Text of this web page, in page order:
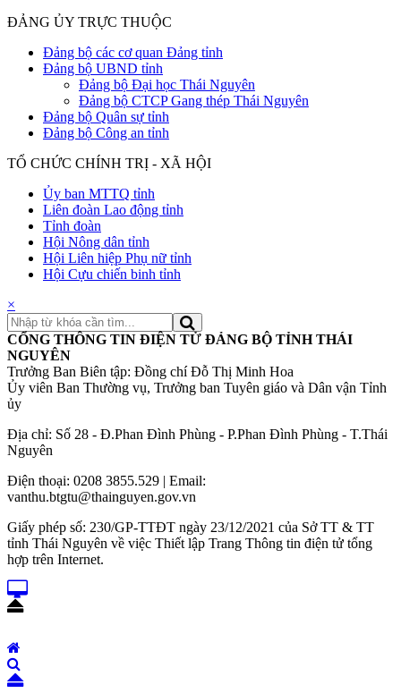
ĐẢNG ỦY TRỰC THUỘC
Đảng bộ các cơ quan Đảng tỉnh
Đảng bộ UBND tỉnh
Đảng bộ Đại học Thái Nguyên
Đảng bộ CTCP Gang thép Thái Nguyên
Đảng bộ Quân sự tỉnh
Đảng bộ Công an tỉnh
TỔ CHỨC CHÍNH TRỊ - XÃ HỘI
Ủy ban MTTQ tỉnh
Liên đoàn Lao động tỉnh
Tỉnh đoàn
Hội Nông dân tỉnh
Hội Liên hiệp Phụ nữ tỉnh
Hội Cựu chiến binh tỉnh
×
CỔNG THÔNG TIN ĐIỆN TỬ ĐẢNG BỘ TỈNH THÁI
NGUYÊN
Trưởng Ban Biên tập: Đồng chí Đỗ Thị Minh Hoa
Ủy viên Ban Thường vụ, Trưởng ban Tuyên giáo và Dân vận Tỉnh
ủy
Địa chỉ: Số 28 - Đ.Phan Đình Phùng - P.Phan Đình Phùng - T.Thái
Nguyên
Điện thoại: 0208 3855.529 | Email:
vanthu.btgtu@thainguyen.gov.vn
Giấy phép số: 230/GP-TTĐT ngày 23/12/2021 của Sở TT & TT
tỉnh Thái Nguyên về việc Thiết lập Trang Thông tin điện tử tổng
hợp trên Internet.